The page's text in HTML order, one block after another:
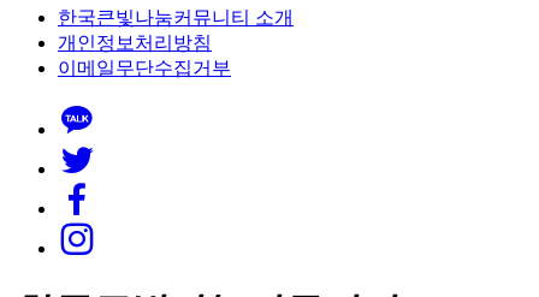
한국큰빛나눔커뮤니티 소개
개인정보처리방침
이메일무단수집거부